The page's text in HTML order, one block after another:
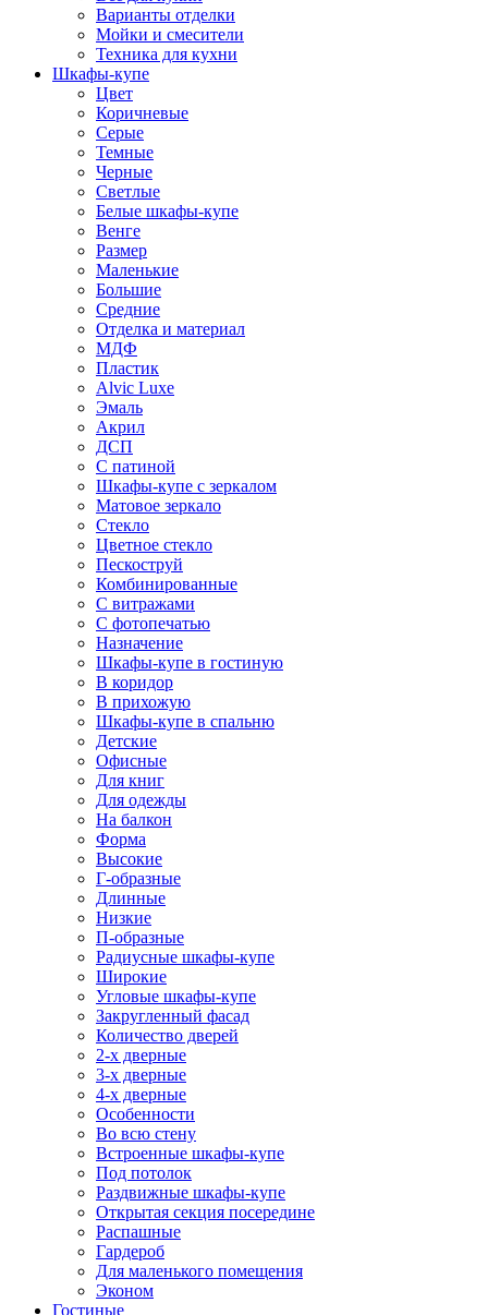
Варианты отделки
Мойки и смесители
Техника для кухни
Шкафы-купе
Цвет
Коричневые
Серые
Темные
Черные
Светлые
Белые шкафы-купе
Венге
Размер
Маленькие
Большие
Средние
Отделка и материал
МДФ
Пластик
Alvic Luxe
Эмаль
Акрил
ДСП
С патиной
Шкафы-купе с зеркалом
Матовое зеркало
Стекло
Цветное стекло
Пескоструй
Комбинированные
С витражами
С фотопечатью
Назначение
Шкафы-купе в гостиную
В коридор
В прихожую
Шкафы-купе в спальню
Детские
Офисные
Для книг
Для одежды
На балкон
Форма
Высокие
Г-образные
Длинные
Низкие
П-образные
Радиусные шкафы-купе
Широкие
Угловые шкафы-купе
Закругленный фасад
Количество дверей
2-х дверные
3-х дверные
4-х дверные
Особенности
Во всю стену
Встроенные шкафы-купе
Под потолок
Раздвижные шкафы-купе
Открытая секция посередине
Распашные
Гардероб
Для маленького помещения
Эконом
Гостиные